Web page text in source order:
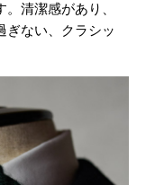
清潔感があり、
ぎない、クラシッ